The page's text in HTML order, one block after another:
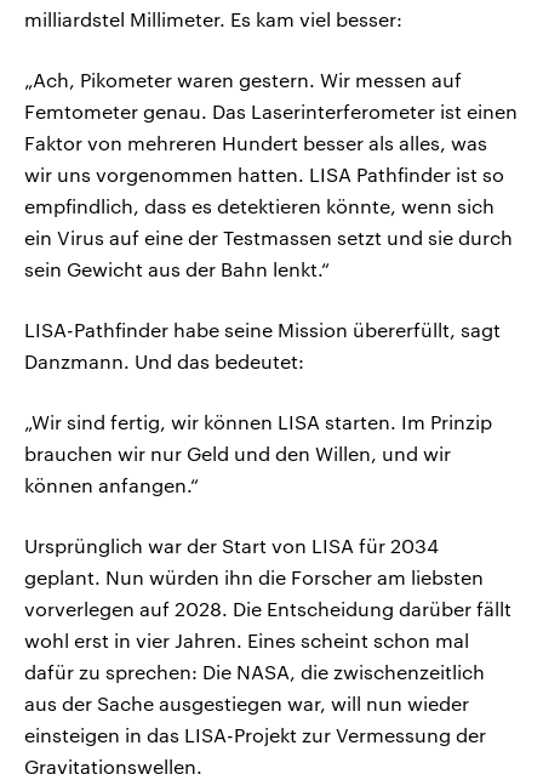
milliardstel Millimeter. Es kam viel besser:
„Ach, Pikometer waren gestern. Wir messen auf
Femtometer genau. Das Laserinterferometer ist einen
Faktor von mehreren Hundert besser als alles, was
wir uns vorgenommen hatten. LISA Pathfinder ist so
empfindlich, dass es detektieren könnte, wenn sich
ein Virus auf eine der Testmassen setzt und sie durch
sein Gewicht aus der Bahn lenkt.“
LISA-Pathfinder habe seine Mission übererfüllt, sagt
Danzmann. Und das bedeutet:
„Wir sind fertig, wir können LISA starten. Im Prinzip
brauchen wir nur Geld und den Willen, und wir
können anfangen.“
Ursprünglich war der Start von LISA für 2034
geplant. Nun würden ihn die Forscher am liebsten
vorverlegen auf 2028. Die Entscheidung darüber fällt
wohl erst in vier Jahren. Eines scheint schon mal
dafür zu sprechen: Die NASA, die zwischenzeitlich
aus der Sache ausgestiegen war, will nun wieder
einsteigen in das LISA-Projekt zur Vermessung der
Gravitationswellen.